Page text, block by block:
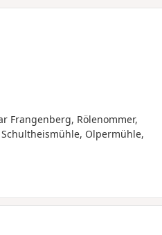
Frangenberg, Rölenommer,
Olpermühle,